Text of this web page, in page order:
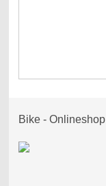
Bike - Onlineshop